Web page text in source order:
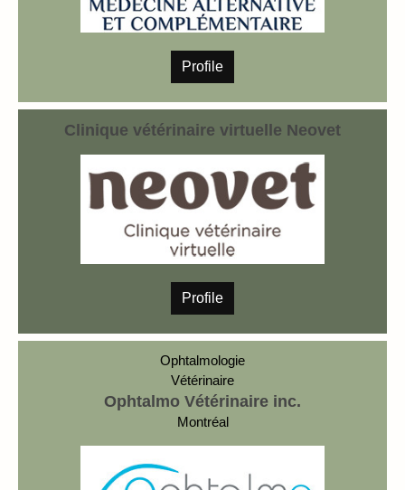
Profile
Clinique vétérinaire virtuelle Neovet
Profile
Ophtalmologie
Vétérinaire
Ophtalmo Vétérinaire inc.
Montréal